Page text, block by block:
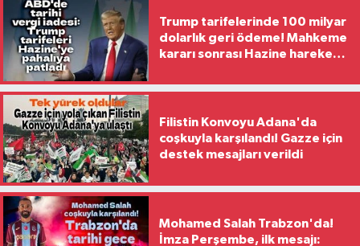
Trump tarifelerinde 100 milyar
dolarlık geri ödeme! Mahkeme
kararı sonrası Hazine harekete
Filistin Konvoyu Adana'da
coşkuyla karşılandı! Gazze için
destek mesajları verildi
Mohamed Salah Trabzon'da!
İmza Perşembe, ilk mesajı: